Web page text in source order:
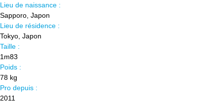
Lieu de naissance :
Sapporo, Japon
Lieu de résidence :
Tokyo, Japon
Taille :
1m83
Poids :
78 kg
Pro depuis :
2011